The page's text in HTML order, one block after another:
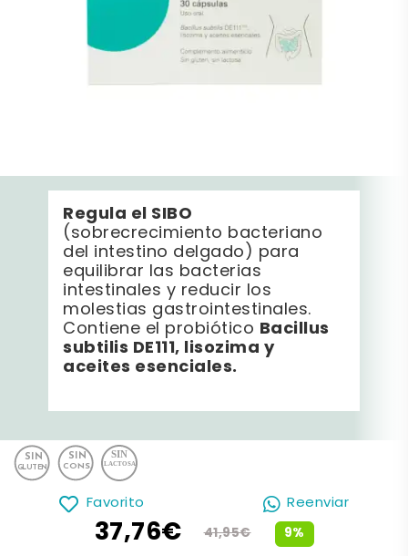
Regula el SIBO
(sobrecrecimiento bacteriano
del intestino delgado) para
equilibrar las bacterias
intestinales y reducir los
molestias gastrointestinales.
Contiene el probiótico Bacillus
subtilis DE111, lisozima y
aceites esenciales.
Favorito Reenviar
9%
37,76€ 41,95€